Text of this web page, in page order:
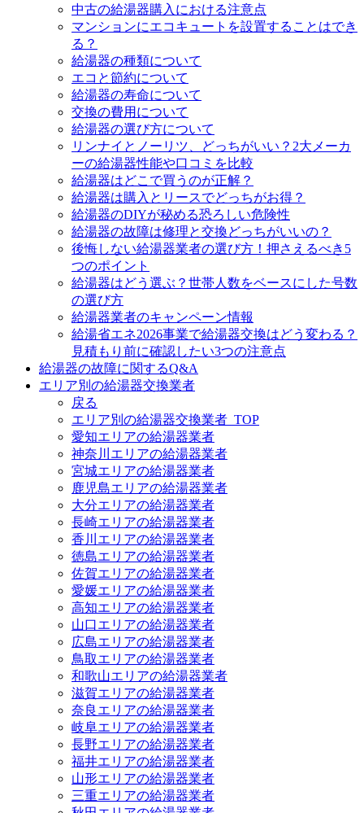
中古の給湯器購入における注意点
マンションにエコキュートを設置することはでき
る？
給湯器の種類について
エコと節約について
給湯器の寿命について
交換の費用について
給湯器の選び方について
リンナイとノーリツ、どっちがいい？2大メーカ
ーの給湯器性能や口コミを比較
給湯器はどこで買うのが正解？
給湯器は購入とリースでどっちがお得？
給湯器のDIYが秘める恐ろしい危険性
給湯器の故障は修理と交換どっちがいいの？
後悔しない給湯器業者の選び方！押さえるべき5
つのポイント
給湯器はどう選ぶ？世帯人数をベースにした号数
の選び方
給湯器業者のキャンペーン情報
給湯省エネ2026事業で給湯器交換はどう変わる？
見積もり前に確認したい3つの注意点
給湯器の故障に関するQ&A
エリア別の給湯器交換業者
戻る
エリア別の給湯器交換業者_TOP
愛知エリアの給湯器業者
神奈川エリアの給湯器業者
宮城エリアの給湯器業者
鹿児島エリアの給湯器業者
大分エリアの給湯器業者
長崎エリアの給湯器業者
香川エリアの給湯器業者
徳島エリアの給湯器業者
佐賀エリアの給湯器業者
愛媛エリアの給湯器業者
高知エリアの給湯器業者
山口エリアの給湯器業者
広島エリアの給湯器業者
鳥取エリアの給湯器業者
和歌山エリアの給湯器業者
滋賀エリアの給湯器業者
奈良エリアの給湯器業者
岐阜エリアの給湯器業者
長野エリアの給湯器業者
福井エリアの給湯器業者
山形エリアの給湯器業者
三重エリアの給湯器業者